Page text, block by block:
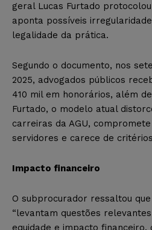
geral Lucas Furtado
aponta possíveis
legalidade da prática.
Segundo o documento, nos
2025, advogados públicos
410 mil em honorários, além
Furtado, o modelo atual
carreiras da AGU,
servidores e carece de
Impacto financeiro
O subprocurador ressaltou
“levantam questões
equidade e impacto financeiro,